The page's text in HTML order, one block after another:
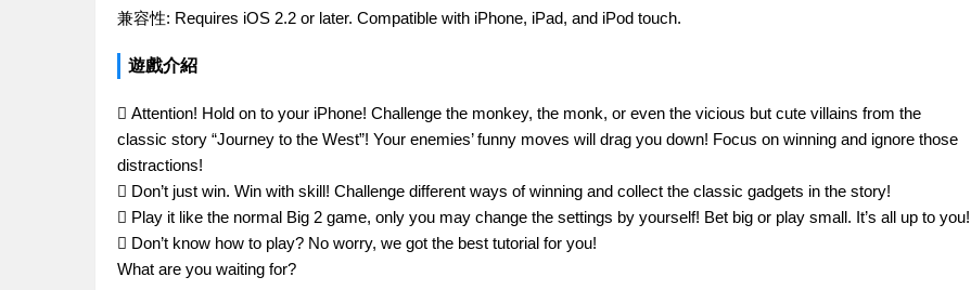
兼容性: Requires iOS 2.2 or later. Compatible with iPhone, iPad, and iPod touch.
遊戲介紹
 Attention! Hold on to your iPhone! Challenge the monkey, the monk, or even the vicious but cute villains from the
classic story “Journey to the West”! Your enemies’ funny moves will drag you down! Focus on winning and ignore those
distractions!
 Don’t just win. Win with skill! Challenge different ways of winning and collect the classic gadgets in the story!
 Play it like the normal Big 2 game, only you may change the settings by yourself! Bet big or play small. It’s all up to you!
 Don’t know how to play? No worry, we got the best tutorial for you!
What are you waiting for?